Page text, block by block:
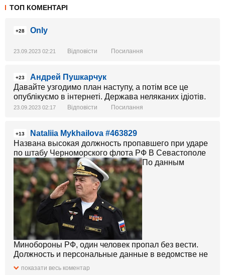
ТОП КОМЕНТАРІ
+28 Only
23.09.2023 02:21 Відповісти Посилання
+23
Андрей Пушкарчук
Давайте узгодимо план наступу, а потім все це
опублікуємо в інтернеті. Держава неляканих ідіотів.
23.09.2023 02:17 Відповісти Посилання
+13
Nataliia Mykhailova #463829
Названа высокая должность пропавшего при ударе
по штабу Черноморского флота РФ В Севастополе
По данным
Минобороны РФ, один человек пропал без вести.
Должность и персональные данные в ведомстве не
пишет, что этим пропавшим без вести может
показати весь коментар